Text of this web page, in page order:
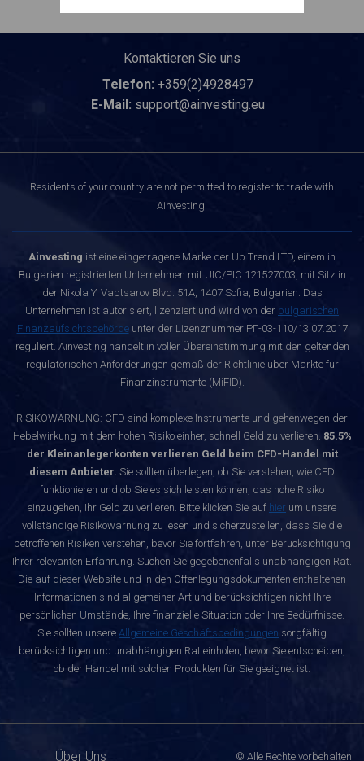
Kontaktieren Sie uns
Telefon: +359(2)4928497
E-Mail: support@ainvesting.eu
Residents of your country are not permitted to register to trade with
Ainvesting.
Ainvesting ist eine eingetragene Marke der Up Trend LTD, einem in
Bulgarien registrierten Unternehmen mit UIC/PIC 121527003, mit Sitz in
der Nikola Y. Vaptsarov Blvd. 51A, 1407 Sofia, Bulgarien. Das
Unternehmen ist autorisiert, lizenziert und wird von der bulgarischen
Finanzaufsichtsbehördeunter der Lizenznummer РГ-03-110/13.07.2017
reguliert. Ainvesting handelt in voller Übereinstimmung mit den geltenden
regulatorischen Anforderungen gemäß der Richtlinie über Märkte für
Finanzinstrumente (MiFID).
RISIKOWARNUNG: CFD sind komplexe Instrumente und gehenwegen der
Hebelwirkung mit dem hohen Risiko einher, schnell Geld zu verlieren. 85.5%
der Kleinanlegerkonten verlieren Geld beim CFD-Handel mit
diesem Anbieter. Sie sollten überlegen, ob Sie verstehen, wie CFD
funktionieren und ob Sie es sich leisten können, das hohe Risiko
einzugehen, Ihr Geld zu verlieren. Bitte klicken Sie auf hier um unsere
vollständige Risikowarnung zu lesen und sicherzustellen, dass Sie die
betroffenen Risiken verstehen, bevor Sie fortfahren, unter Berücksichtigung
Ihrer relevanten Erfahrung. Suchen Sie gegebenenfalls unabhängigen Rat.
Die auf dieser Website und in den Offenlegungsdokumenten enthaltenen
Informationen sind allgemeiner Art und berücksichtigen nicht Ihre
persönlichen Umstände, Ihre finanzielle Situation oder Ihre Bedürfnisse.
Sie sollten unsere Allgemeine Geschäftsbedingungen sorgfältig
berücksichtigen und unabhängigen Rat einholen, bevor Sie entscheiden,
ob der Handel mit solchen Produkten für Sie geeignet ist.
Über Uns © Alle Rechte vorbehalten